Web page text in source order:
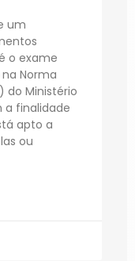
um
o exame
Norma
do Ministério
a finalidade
apto a
ou